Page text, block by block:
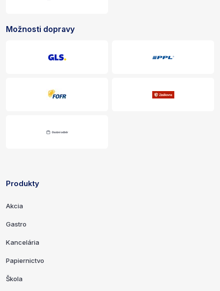
Možnosti dopravy
Odkazy a kontaktné informácie
Produkty
Akcia
Gastro
Kancelária
Papiernictvo
Škola